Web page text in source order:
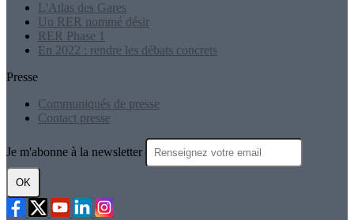
L'Atlas des Gares
Un RER nommé désir
RER Phase 1
En 2022 : rendre les débats concrets
Presse
Communiqués de presse
Contact presse
Je m'abonne à la newsletter
OK